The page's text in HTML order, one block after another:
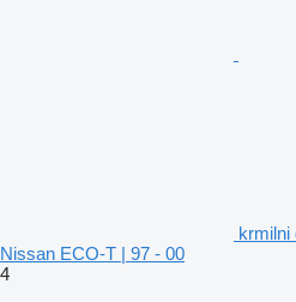
krmilni
Nissan ECO-T | 97 - 00
4